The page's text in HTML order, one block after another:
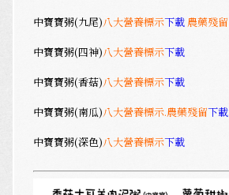
中寶寶粥(九尾)八大營養標示下載 農藥殘留
中寶寶粥(四神)八大營養標示下載
中寶寶粥(香菇)八大營養標示下載
中寶寶粥(南瓜)八大營養標示.農藥殘留下載
中寶寶粥(深色)八大營養標示下載